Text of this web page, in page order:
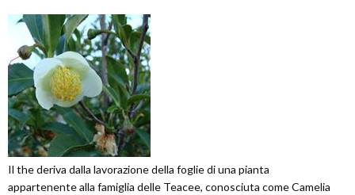
Il the deriva dalla lavorazione della foglie di una pianta
appartenente alla famiglia delle Teacee, conosciuta come Camelia